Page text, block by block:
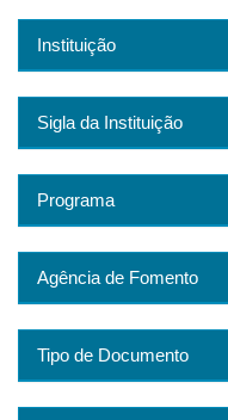
Instituição
Sigla da Instituição
Programa
Agência de Fomento
Tipo de Documento